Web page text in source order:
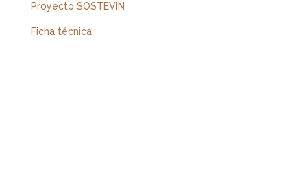
Proyecto SOSTEVIN
Ficha técnica